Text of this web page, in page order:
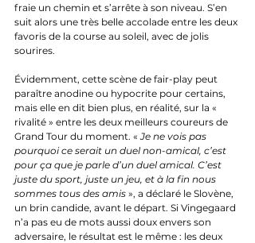
fraie un chemin et s’arrête à son niveau. S’en
suit alors une très belle accolade entre les deux
favoris de la course au soleil, avec de jolis
sourires.
Évidemment, cette scène de fair-play peut
paraître anodine ou hypocrite pour certains,
mais elle en dit bien plus, en réalité, sur la «
rivalité » entre les deux meilleurs coureurs de
Grand Tour du moment. « Je ne vois pas
pourquoi ce serait un duel non-amical, c’est
pour ça que je parle d’un duel amical. C’est
juste du sport, juste un jeu, et à la fin nous
sommes tous des amis », a déclaré le Slovène,
un brin candide, avant le départ. Si Vingegaard
n’a pas eu de mots aussi doux envers son
adversaire, le résultat est le même : les deux